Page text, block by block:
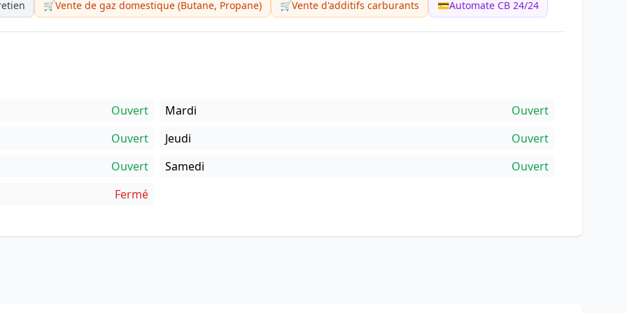
🛒Vente de gaz domestique (Butane, Propane) 🛒Vente d'additifs carburants 💳Automate CB 24/24
Ouvert Mardi
Ouvert
Ouvert
Jeudi
Ouvert
Ouvert
Samedi
Ouvert
Fermé